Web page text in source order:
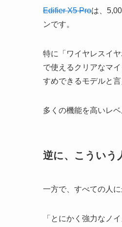
Edifier X5 Proは、
ンです。
特に「ワイヤレスイ
で使えるクリアなマ
すめできるモデルと言
多くの機能を高いレ
逆に、こういう
一方で、すべての人
「とにかく強力なノ